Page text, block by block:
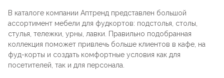
В каталоге компании Аптренд представлен большой
ассортимент мебели для фудкортов: подстолья, столы,
стулья, тележки, урны, лавки. Правильно подобранная
коллекция поможет привлечь больше клиентов в кафе, на
фуд-корты и создать комфортные условия как для
посетителей, так и для персонала.